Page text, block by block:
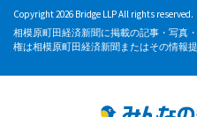
Copyright 2026 Bridge LLP All rights reserved.
相模原町田経済新聞に掲載の記事・写真
権は相模原町田経済新聞またはその情報